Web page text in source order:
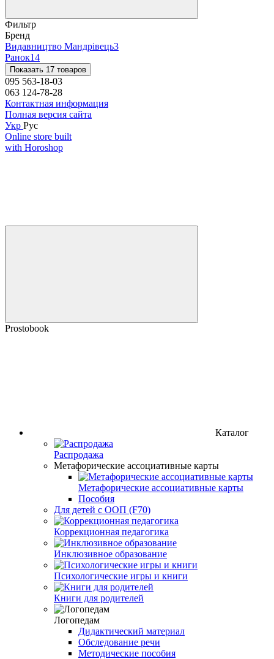
Фильтр
Бренд
Видавництво Мандрівець3
Ранок14
Показать 17 товаров
095 563-18-03
063 124-78-28
Контактная информация
Полная версия сайта
Укр Рус
Online store built
with Horoshop
Prostobook
Каталог
Распродажа
Метафорические ассоциативные карты
Метафорические ассоциативные карты
Пособия
Для детей с ООП (F70)
Коррекционная педагогика
Инклюзивное образование
Психологические игры и книги
Книги для родителей
Логопедам
Дидактический материал
Обследование речи
Методические пособия